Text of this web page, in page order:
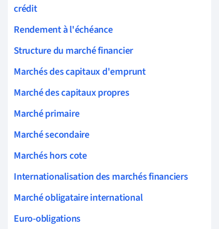
crédit
Rendement à l'échéance
Structure du marché financier
Marchés des capitaux d'emprunt
Marché des capitaux propres
Marché primaire
Marché secondaire
Marchés hors cote
Internationalisation des marchés financiers
Marché obligataire international
Euro-obligations